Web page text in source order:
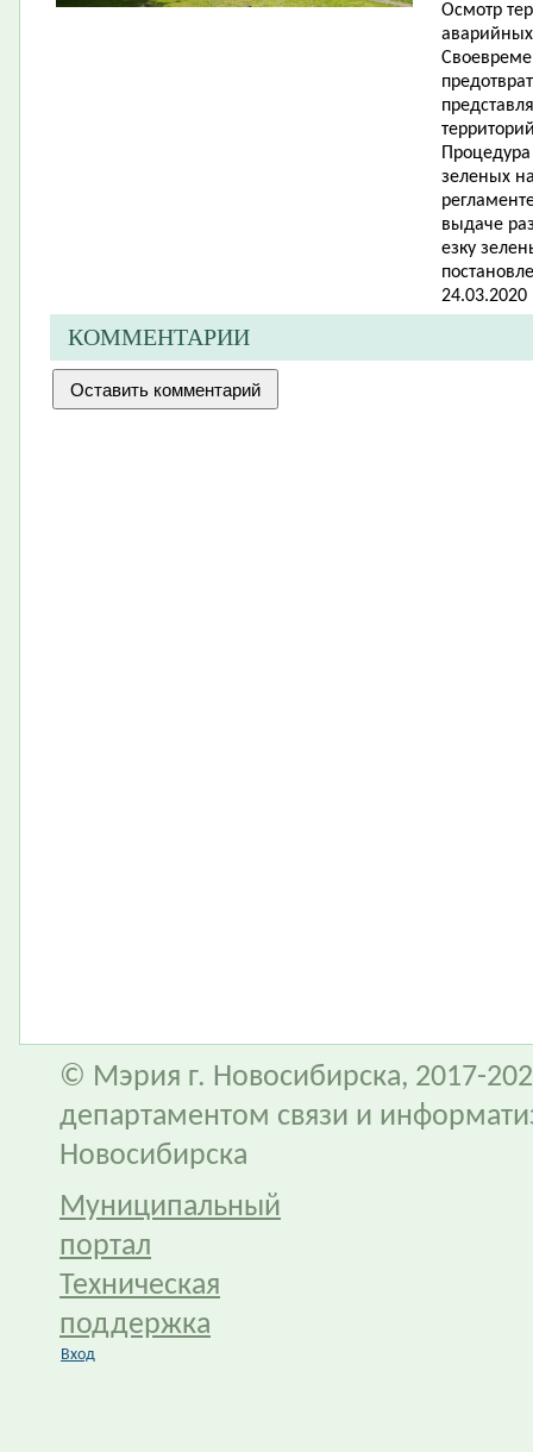
Осмотр
зеленых
выдаче
езку
КОММЕНТАРИИ
© Мэрия г. Новосибирска, 2017-
департаментом связи и
Новосибирска
Муниципальный
портал
Техническая
поддержка
Вход